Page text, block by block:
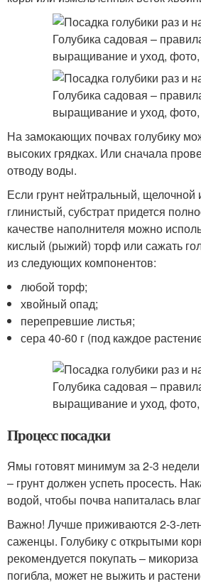
На замокающих почвах голубику
высоких грядках. Или сначала
отводу воды.
Если грунт нейтральный, щелочной
глинистый, субстрат придется
качестве наполнителя можно
кислый (рыжий) торф или сажать
из следующих компонентов:
любой торф;
хвойный опад;
перепревшие листья;
сера 40-60 г (под каждое
Процесс посадки
Ямы готовят минимум за 2-3 недели
– грунт должен успеть просесть.
водой, чтобы почва напиталась
Важно! Лучше приживаются 2-3-
саженцы. Голубику с открытыми
рекомендуется покупать –
погибла, может не выжить и